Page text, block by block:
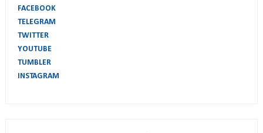
FACEBOOK
TELEGRAM
TWITTER
YOUTUBE
TUMBLER
INSTAGRAM